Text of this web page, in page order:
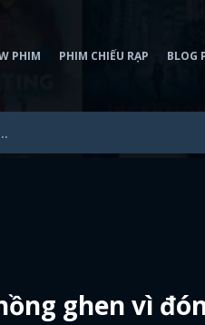
PHIM PHIM CHIẾU RẠP BLOG
ghen vì